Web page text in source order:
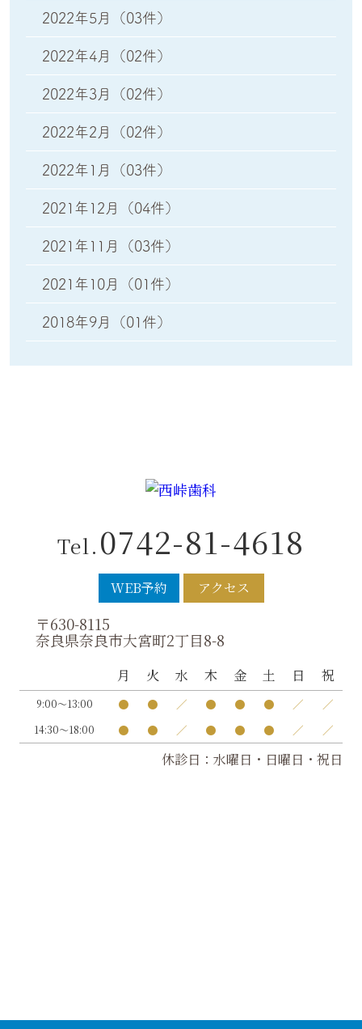
2022年5月 （03件）
2022年4月 （02件）
2022年3月 （02件）
2022年2月 （02件）
2022年1月 （03件）
2021年12月 （04件）
2021年11月 （03件）
2021年10月 （01件）
2018年9月 （01件）
Tel.0742-81-4618
WEB予約 アクセス
〒630-8115
奈良県奈良市大宮町2丁目8-8
月 火 水 木 金 土 日 祝
9:00～13:00 ● ● ／ ● ● ● ／ ／
14:30～18:00 ● ● ／ ● ● ● ／ ／
休診日：水曜日・日曜日・祝日